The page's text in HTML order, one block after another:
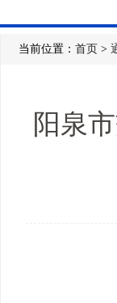
当前位置： 首页 >
阳泉